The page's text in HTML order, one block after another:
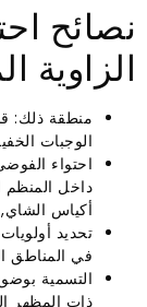
نصائح
الزاوية
منطقة ذلك:
الوجبات
احتواء
داخل المنظم
أكياس
تحديد
في المناطق
التسمية
ذات المظهر